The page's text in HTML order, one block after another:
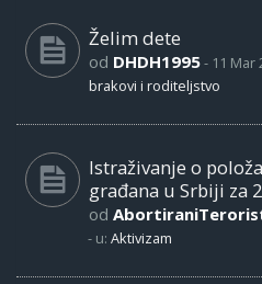
Želim dete
od DHDH1995- 11 Mar
brakovi i roditeljstvo
Istraživanje o
građana u Srbiji za
od
- u: Aktivizam